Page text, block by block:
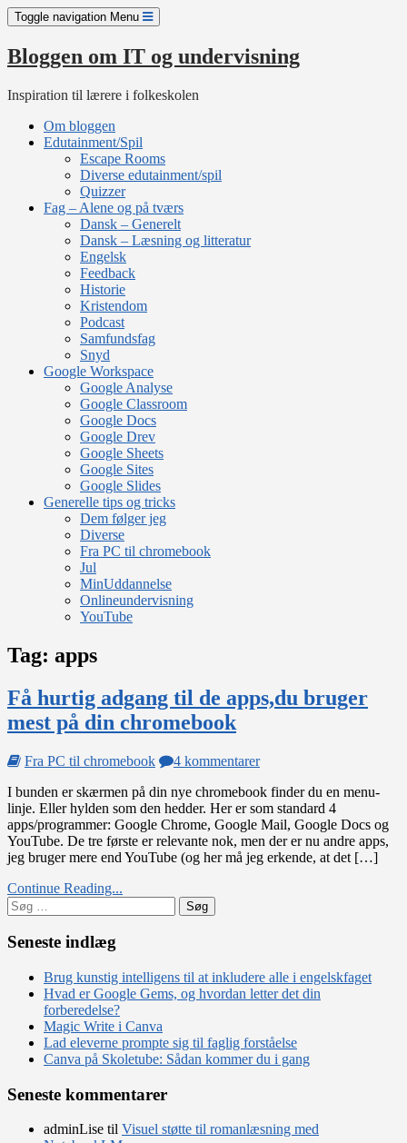
Skip
to
content
Toggle navigation Menu
Bloggen om IT og undervisning
Inspiration til lærere i folkeskolen
Om bloggen
Edutainment/Spil
Escape Rooms
Diverse edutainment/spil
Quizzer
Fag – Alene og på tværs
Dansk – Generelt
Dansk – Læsning og litteratur
Engelsk
Feedback
Historie
Kristendom
Podcast
Samfundsfag
Snyd
Google Workspace
Google Analyse
Google Classroom
Google Docs
Google Drev
Google Sheets
Google Sites
Google Slides
Generelle tips og tricks
Dem følger jeg
Diverse
Fra PC til chromebook
Jul
MinUddannelse
Onlineundervisning
YouTube
Tag: apps
Få hurtig adgang til de apps,du bruger
mest på din chromebook
Fra PC til chromebook 4 kommentarertil
hurtig
adgang
til
de
apps,du
I bunden er skærmen på din nye chromebook finder du en menu-
linje. Eller hylden som den hedder. Her er som standard 4
apps/programmer: Google Chrome, Google Mail, Google Docs og
YouTube. De tre første er relevante nok, men der er nu andre apps,
jeg bruger mere end YouTube (og her må jeg erkende, at det […]
Continue Reading...
Søg
efter:
Seneste indlæg
Brug kunstig intelligens til at inkludere alle i engelskfaget
Hvad er Google Gems, og hvordan letter det din
forberedelse?
Magic Write i Canva
Lad eleverne prompte sig til faglig forståelse
Canva på Skoletube: Sådan kommer du i gang
Seneste kommentarer
adminLise til Visuel støtte til romanlæsning med